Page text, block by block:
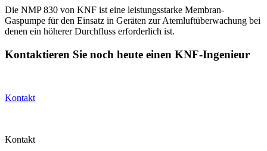
Die NMP 830 von KNF ist eine leistungsstarke Membran-
Gaspumpe für den Einsatz in Geräten zur Atemluftüberwachung bei
denen ein höherer Durchfluss erforderlich ist.
Kontaktieren Sie noch heute einen KNF-Ingenieur
Kontakt
Kontakt